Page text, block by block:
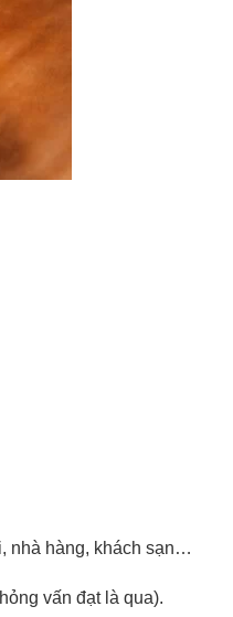
nhà hàng, khách sạn…
vấn đạt là qua).